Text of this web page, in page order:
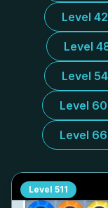
Level
Level
Level
Level
Level
Level 511